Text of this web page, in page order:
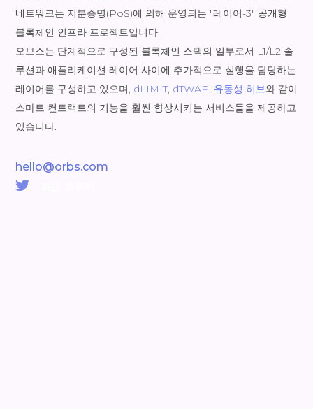
네트워크는 지분증명(PoS)에 의해 운영되는 "레이어-3" 공개형
블록체인 인프라 프로젝트입니다.
오브스는 단계적으로 구성된 블록체인 스택의 일부로서 L1/L2 솔
루션과 애플리케이션 레이어 사이에 추가적으로 실행을 담당하는
레이어를 구성하고 있으며, dLIMIT, dTWAP, 유동성 허브와 같이
스마트 컨트랙트의 기능을 훨씬 향상시키는 서비스들을 제공하고
있습니다.
hello@orbs.com